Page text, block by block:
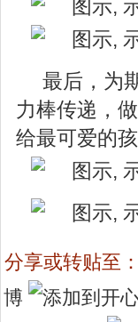
最后，为
力棒传递，
给最可爱的孩
分享或转贴至：
博